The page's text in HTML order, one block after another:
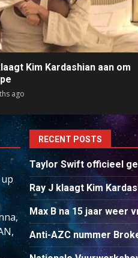
Kim Kardashian aan om
ago
RECENT POSTS
Taylor Swift officieel
Ray J klaagt Kim
Max B na 15 jaar weer
Anti-AZC nummer